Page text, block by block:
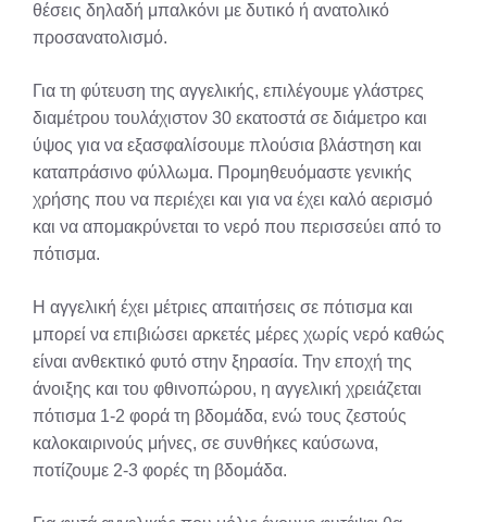
θέσεις δηλαδή μπαλκόνι με δυτικό ή ανατολικό
προσανατολισμό.
Για τη φύτευση της αγγελικής, επιλέγουμε γλάστρες
διαμέτρου τουλάχιστον 30 εκατοστά σε διάμετρο και
ύψος για να εξασφαλίσουμε πλούσια βλάστηση και
καταπράσινο φύλλωμα. Προμηθευόμαστε γενικής
χρήσης που να περιέχει και για να έχει καλό αερισμό
και να απομακρύνεται το νερό που περισσεύει από το
πότισμα.
H αγγελική έχει μέτριες απαιτήσεις σε πότισμα και
μπορεί να επιβιώσει αρκετές μέρες χωρίς νερό καθώς
είναι ανθεκτικό φυτό στην ξηρασία. Την εποχή της
άνοιξης και του φθινοπώρου, η αγγελική χρειάζεται
πότισμα 1-2 φορά τη βδομάδα, ενώ τους ζεστούς
καλοκαιρινούς μήνες, σε συνθήκες καύσωνα,
ποτίζουμε 2-3 φορές τη βδομάδα.